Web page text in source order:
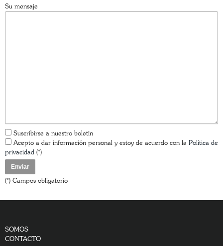
Su mensaje
Suscribirse a nuestro boletín
Acepto a dar información personal y estoy de acuerdo con la Política de
privacidad (*)
(*) Campos obligatorio
SOMOS
CONTACTO